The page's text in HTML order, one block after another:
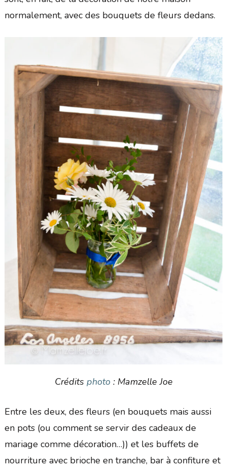
normalement, avec des bouquets de fleurs dedans.
Crédits photo: Mamzelle Joe
Entre les deux, des fleurs (en bouquets mais aussi
en pots (ou comment se servir des cadeaux de
mariage comme décoration…)) et les buffets de
nourriture avec brioche en tranche, bar à confiture et